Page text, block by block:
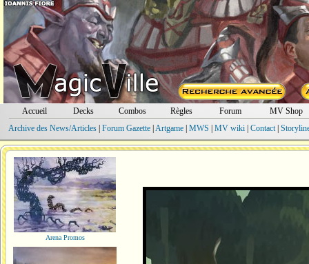
Accueil Decks Combos Règles Forum
MV Shop
Archive des News/Articles| Forum Gazette| Artgame| MWS MV wiki| Contact|
Arena Promos